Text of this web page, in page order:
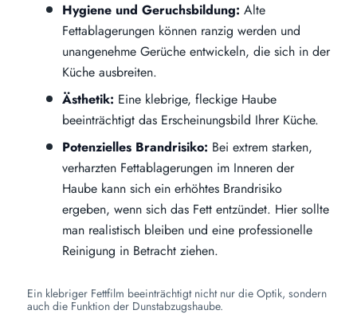
Hygiene und Geruchsbildung: Alte
Fettablagerungen können ranzig werden und
unangenehme Gerüche entwickeln, die sich in der
Küche ausbreiten.
Ästhetik: Eine klebrige, fleckige Haube
beeinträchtigt das Erscheinungsbild Ihrer Küche.
Potenzielles Brandrisiko: Bei extrem starken,
verharzten Fettablagerungen im Inneren der
Haube kann sich ein erhöhtes Brandrisiko
ergeben, wenn sich das Fett entzündet. Hier sollte
man realistisch bleiben und eine professionelle
Reinigung in Betracht ziehen.
Ein klebriger Fettfilm beeinträchtigt nicht nur die Optik, sondern
auch die Funktion der Dunstabzugshaube.